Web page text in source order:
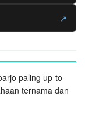
↗
paling up-to-
ternama dan